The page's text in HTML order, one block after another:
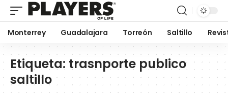
Monterrey Guadalajara Torreón Saltillo
Etiqueta: trasnporte publico
saltillo